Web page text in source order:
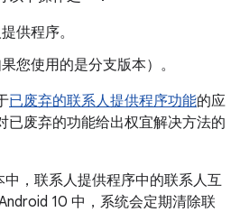
供程序。
您使用的是分支版本）。
已废弃的联系人提供程序功能的应
已废弃的功能给出权宜解决方法的
，联系人提供程序中的联系人互
10 中，系统会定期清除联